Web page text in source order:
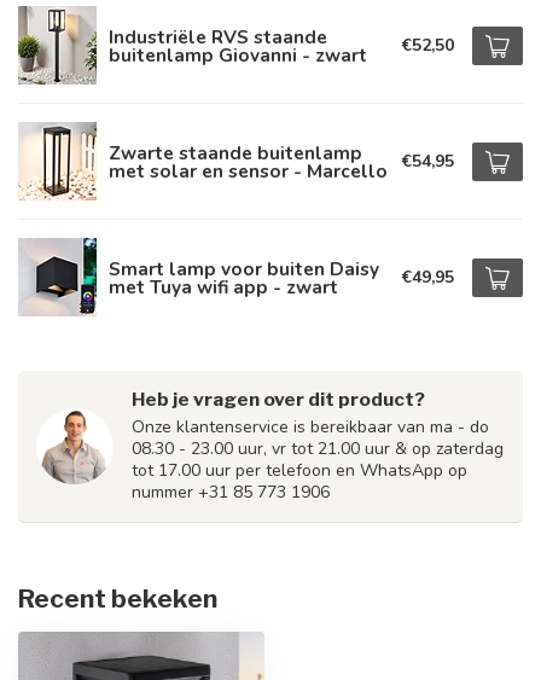
Industriële RVS staande
buitenlamp Giovanni - zwart €52,50
Zwarte staande buitenlamp
met solar en sensor - Marcello €54,95
Smart lamp voor buiten Daisy
met Tuya wifi app - zwart €49,95
Heb je vragen over dit product?
Onze klantenservice is bereikbaar van ma - do
08.30 - 23.00 uur, vr tot 21.00 uur & op zaterdag
tot 17.00 uur per telefoon en WhatsApp op
nummer +31 85 773 1906
Recent bekeken